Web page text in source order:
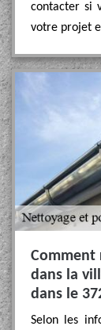
contacter si
votre projet
Comment
dans la
dans le
Selon les